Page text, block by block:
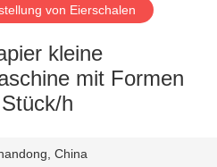
von Eierschalen
kleine
mit Formen
h
China